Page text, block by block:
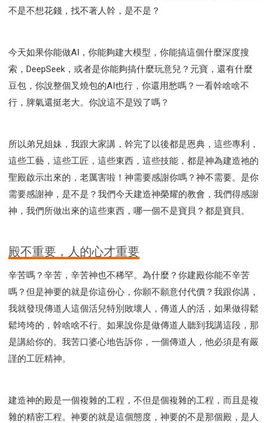
不是不想花錢，找不著人幹，是不是？
今天如果你能做AI，你能夠建大模型，你能搞這個什麼深度搜
索，DeepSeek，或者是你能夠搞什麼玩意兒？元寶，還有什麼
豆包，你說整個叉燒包的AI也行，你還用愁嗎？一看幹啥啥不
行，脾氣還挺老大。你說這不是毀了嗎？
所以弟兄姐妹，我跟大家講，幹完了以後都是恩典，這些專利，
這些工藝，這些工匠，這些東西，這些技能，都是神為建造祂的
聖殿啟示出來的，老厲害啦！神需要感謝你嗎？神不需要。是你
需要感謝神，是不是？我們今天建造神榮耀的教會，我們得感謝
神，我們所做出來的這些東西，哪一個不是寶貝？都是寶貝。
殿不重要，人的心才重要
辛苦嗎？辛苦，辛苦神也不稀罕。為什麼？你建殿你能不辛苦
嗎？但是神要的就是你這份心，你願不願意付代價？我跟你講，
我就發現傳道人這個活兒特別敗壞人，傳道人的活，如果做得鬆
鬆垮垮的，幹啥啥不行。如果說你是做傳道人聽到我講這段，那
是講給你的。我苦口婆心地告訴你，一個傳道人，他必須是有嚴
謹的工匠精神。
建造神的殿是一個複雜的工程，不但是個複雜的工程，而且是複
雜的精密工程。神要的就是這個態度，神要的不是那個殿，是人